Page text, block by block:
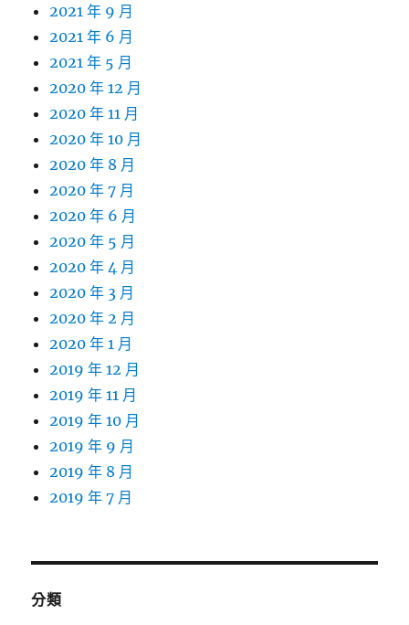
2021 年 9 月
2021 年 6 月
2021 年 5 月
2020 年 12 月
2020 年 11 月
2020 年 10 月
2020 年 8 月
2020 年 7 月
2020 年 6 月
2020 年 5 月
2020 年 4 月
2020 年 3 月
2020 年 2 月
2020 年 1 月
2019 年 12 月
2019 年 11 月
2019 年 10 月
2019 年 9 月
2019 年 8 月
2019 年 7 月
分類